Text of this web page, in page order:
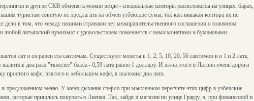
и другие СКВ обменять можно везде - специальные конторы расположены на улицах, барах,
туристам советую не предлагать на обмен узбекские сумы, так как никакая контора их не
дело в том, что между нашими странами нет межправительственного соглашения о взаимном
любой латышский нумизмат с удовольствием поменяется с вами монетами и бумажными
лат и он равен ста сантимам. Существуют монеты в 1, 2, 5, 10, 20, 50 сантимов и в 1 и 2 лата,
в два раза "тяжелее" бакса - 0,59 лата равно 1 доллару. И из-за этого в Латвии очень дороги
простого кофе, взятого в небольшом кафе, я выложил два лата.
предложенном меню. У меня дыхание сперло при мысленном пересчете этих цифр в узбекские
которые пришлось покупать в Лиепая. Так, зайдя в магазин по улице Грауду, я, при финансовой и